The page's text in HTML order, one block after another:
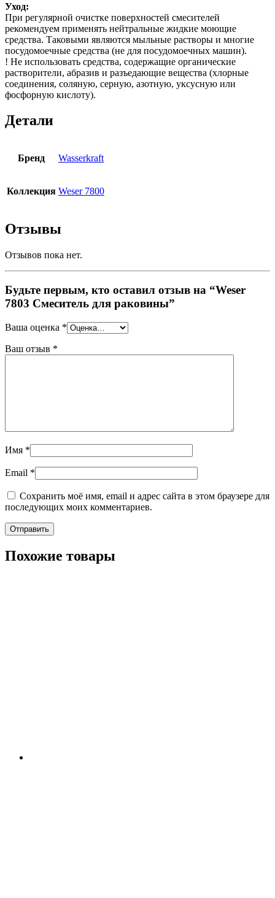
Уход:
При регулярной очистке поверхностей смесителей
рекомендуем применять нейтральные жидкие моющие
средства. Таковыми являются мыльные растворы и многие
посудомоечные средства (не для посудомоечных машин).
! Не использовать средства, содержащие органические
растворители, абразив и разъедающие вещества (хлорные
соединения, соляную, серную, азотную, уксусную или
фосфорную кислоту).
Детали
Бренд Wasserkraft
Коллекция Weser 7800
Отзывы
Отзывов пока нет.
Будьте первым, кто оставил отзыв на “Weser
7803 Смеситель для раковины”
Ваша оценка *
Ваш отзыв *
Имя *
Email *
Сохранить моё имя, email и адрес сайта в этом браузере для
последующих моих комментариев.
Похожие товары